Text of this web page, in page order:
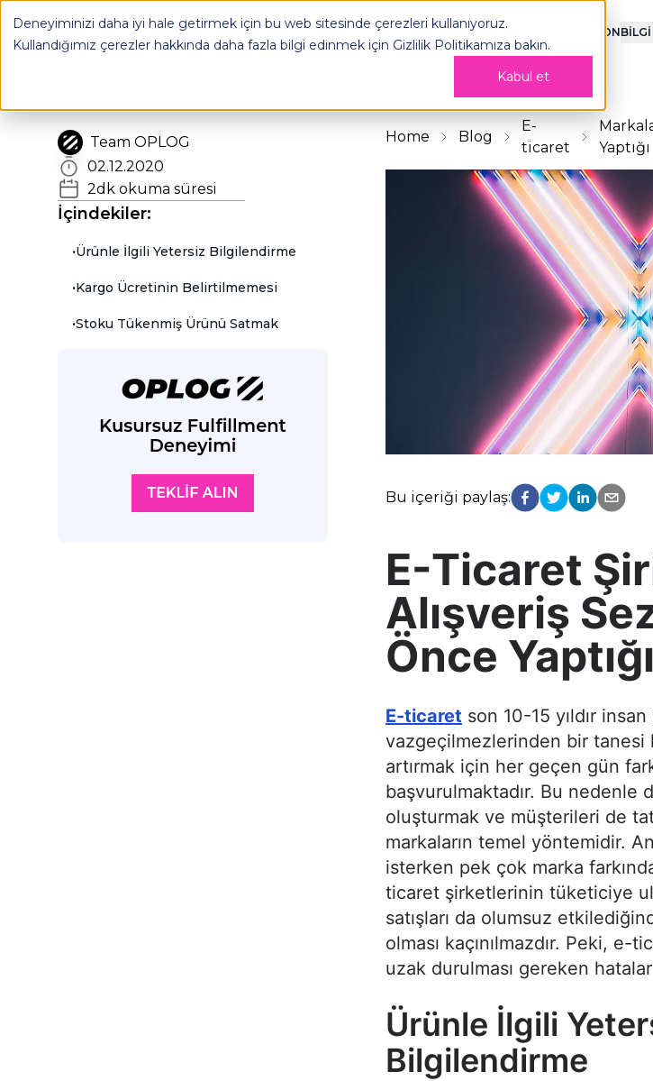
Deneyiminizi daha iyi hale getirmek için bu web sitesinde çerezleri kullanıyoruz.
Kullandığımız çerezler hakkında daha fazla bilgi edinmek için Gizlilik Politikamıza bakın.
Kabul et
OPLOG FULFILLMENT TEKNOLOJİ ENTEGRASYON
Home Blog
E-
ticaret
Bu içeriği paylaş:
E-Ticaret
Alışveriş
Önce
E-ticaret son 10-15 yıldır insan
vazgeçilmezlerinden bir tanesi
artırmak için her geçen gün
başvurulmaktadır. Bu nedenle
oluşturmak ve müşterileri de
markaların temel yöntemidir.
isterken pek çok marka
ticaret şirketlerinin tüketiciye
satışları da olumsuz
olması kaçınılmazdır. Peki, e-
uzak durulması gereken
Ürünle İlgili
Bilgilendirme
Team OPLOG
02.12.2020
2dk okuma süresi
İçindekiler:
•Ürünle İlgili Yetersiz Bilgilendirme
•Kargo Ücretinin Belirtilmemesi
•Stoku Tükenmiş Ürünü Satmak